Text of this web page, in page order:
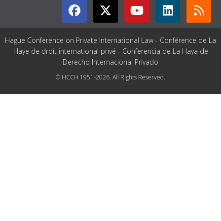
Hague Conference on Private International Law - Conférence de La
Haye de droit international privé - Conferencia de La Haya de
Derecho Internacional Privado
© HCCH 1951-2026. All Rights Reserved.